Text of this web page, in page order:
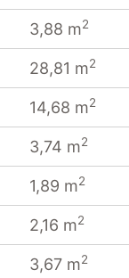
3,88 m2
28,81 m2
14,68 m2
3,74 m2
1,89 m2
2,16 m2
3,67 m2